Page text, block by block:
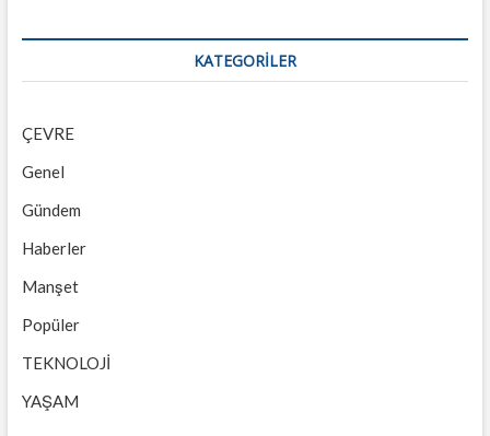
KATEGORILER
ÇEVRE
Genel
Gündem
Haberler
Manşet
Popüler
TEKNOLOJİ
YAŞAM